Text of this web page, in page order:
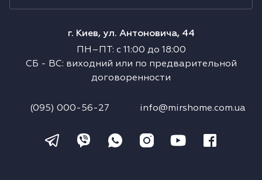
г. Киев, ул. Антоновича, 44
ПН–ПТ : с11:00 до 18:00
СБ - ВС: виходний или по предварительной
договоренности
info@mirshome.com.ua
(095) 000-56-27